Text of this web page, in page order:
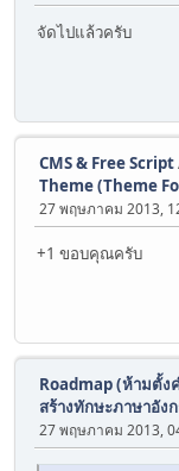
จัดไปแล้วครับ
CMS & Free Script
Theme (Theme
27 พฤษภาคม 2013,
+1 ขอบคุณครับ
Roadmap (ห้ามตั้ง
สร้างทักษะภาษาอัง
27 พฤษภาคม 2013,